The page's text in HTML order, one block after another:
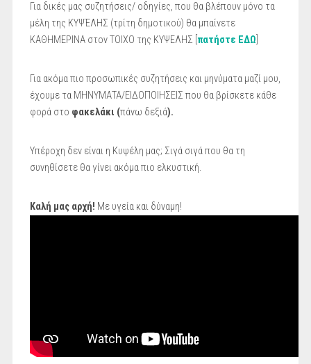
Για δικές μας συζητήσεις/ οδηγίες, που θα βλέπουν μόνο τα
μέλη της ΚΥΨΈΛΗΣ (τρίτη δημοτικού) θα μπαίνετε
ΚΑΘΗΜΕΡΙΝΑ στον ΤΟΙΧΟ της ΚΥΨΕΛΗΣ [ πατήστε ΕΔΩ
Για ακόμα πιο προσωπικές συζητήσεις και μηνύματα μαζί μου,
έχουμε τα ΜΗΝΥΜΑΤΑ/ΕΙΔΟΠΟΙΗΣΕΙΣ που θα βρίσκετε κάθε
φορά στο φακελάκι (πάνω δεξιά).
Υπέροχη δεν είναι η Κυψέλη μας; Σιγά σιγά που θα τη
συνηθίσετε θα γίνει ακόμα πιο ελκυστική.
Καλή μας αρχή! Με υγεία και δύναμη!